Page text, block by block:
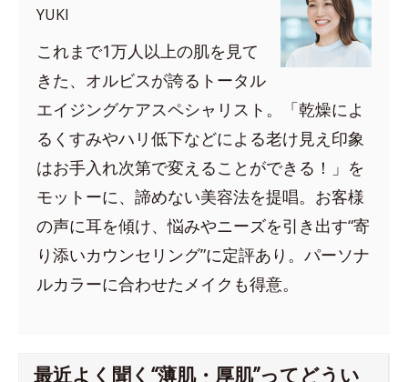
YUKI
これまで1万人以上の肌を見て
きた、オルビスが誇るトータル
エイジングケアスペシャリスト。「乾燥によ
るくすみやハリ低下などによる老け見え印象
はお手入れ次第で変えることができる！」を
モットーに、諦めない美容法を提唱。お客様
の声に耳を傾け、悩みやニーズを引き出す“寄
り添いカウンセリング”に定評あり。パーソナ
ルカラーに合わせたメイクも得意。
最近よく聞く“薄肌・厚肌”ってどうい